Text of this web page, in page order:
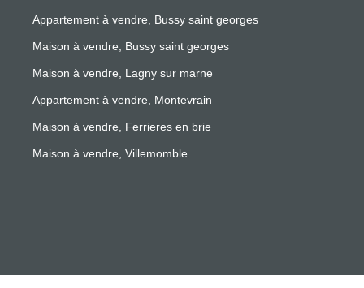
Appartement à vendre, Bussy saint georges
Maison à vendre, Bussy saint georges
Maison à vendre, Lagny sur marne
Appartement à vendre, Montevrain
Maison à vendre, Ferrieres en brie
Maison à vendre, Villemomble